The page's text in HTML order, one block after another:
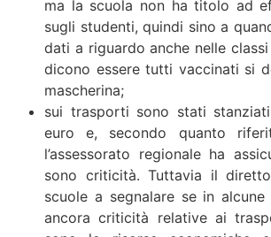
ma la scuola non ha titolo ad
sugli studenti, quindi sino a
dati a riguardo anche nelle
dicono essere tutti vaccinati si
mascherina;
sui trasporti sono stati
euro e, secondo quanto
l’assessorato regionale ha
sono criticità. Tuttavia il
scuole a segnalare se in alcune
ancora criticità relative ai